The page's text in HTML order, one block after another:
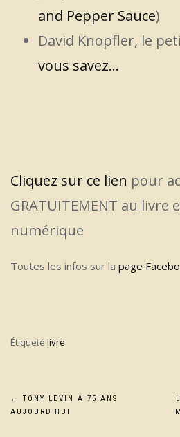
and Pepper Sauce)
David Knopfler, le
vous savez…
Cliquez sur ce lien pour
GRATUITEMENT au livre
numérique
Toutes les infos sur la page
Étiqueté livre
Navigation
←
TONY LEVIN A 75 ANS
AUJOURD’HUI